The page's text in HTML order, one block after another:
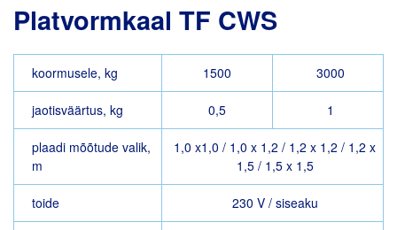
Platvormkaal TF CWS
koormusele, kg 1500 3000
jaotisväärtus, kg 0,5 1
plaadi mõõtude valik,
m
1,0 x1,0 / 1,0 x 1,2 / 1,2 x 1,2 / 1,2 x
1,5 / 1,5 x 1,5
toide 230 V / siseaku